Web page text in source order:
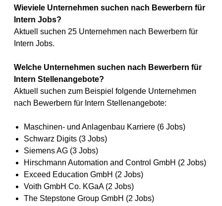
Wieviele Unternehmen suchen nach Bewerbern für
Intern Jobs?
Aktuell suchen 25 Unternehmen nach Bewerbern für
Intern Jobs.
Welche Unternehmen suchen nach Bewerbern für
Intern Stellenangebote?
Aktuell suchen zum Beispiel folgende Unternehmen
nach Bewerbern für Intern Stellenangebote:
Maschinen- und Anlagenbau Karriere (6 Jobs)
Schwarz Digits (3 Jobs)
Siemens AG (3 Jobs)
Hirschmann Automation and Control GmbH (2 Jobs)
Exceed Education GmbH (2 Jobs)
Voith GmbH Co. KGaA (2 Jobs)
The Stepstone Group GmbH (2 Jobs)